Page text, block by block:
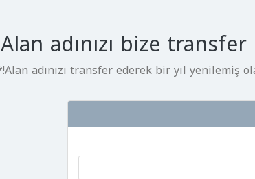
Alan adınızı bize
Alan adınızı transfer ederek bir yıl yenilemiş